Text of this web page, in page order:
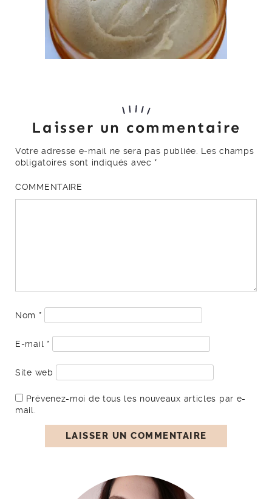
Laisser un commentaire
Votre adresse e-mail ne sera pas publiée.
Les champs
obligatoires sont indiqués avec *
COMMENTAIRE
Nom *
E-mail *
Site web
Prévenez-moi de tous les nouveaux articles par e-
mail.